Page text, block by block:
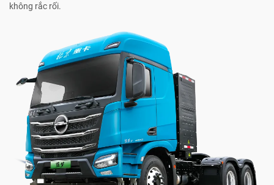
không rắc rối.